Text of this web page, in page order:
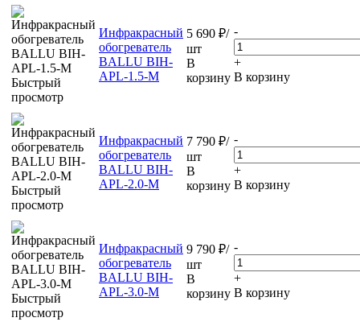
Быстрый
просмотр
Инфракрасный
обогреватель
BALLU BIH-
APL-1.5-M
5 690 ₽/
шт
В
корзину
-
+
В корзину
Быстрый
просмотр
Инфракрасный
обогреватель
BALLU BIH-
APL-2.0-M
7 790 ₽/
шт
В
корзину
-
+
В корзину
Быстрый
просмотр
Инфракрасный
обогреватель
BALLU BIH-
APL-3.0-M
9 790 ₽/
шт
В
корзину
-
+
В корзину